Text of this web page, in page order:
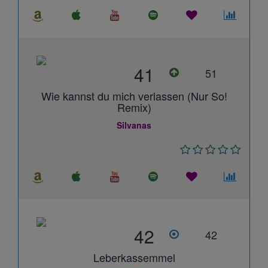
41
51
Wie kannst du mich verlassen (Nur So!
Remix)
Silvanas
42
42
Leberkassemmel